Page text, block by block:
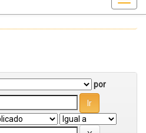
por